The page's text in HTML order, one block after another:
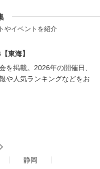
やイベントを紹介
東海】
を掲載。2026年の開催日、
や人気ランキングなどをお
静岡